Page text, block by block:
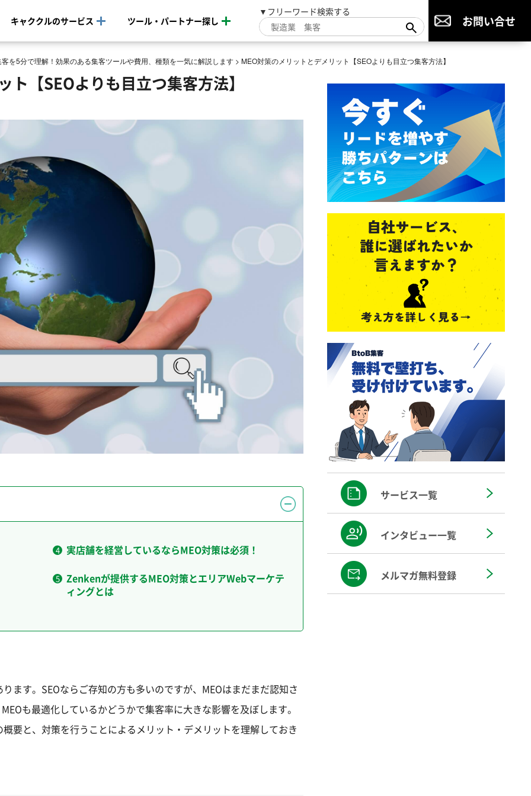
キャククルのサービス ツール・パートナー探し
▼フリーワード検索する
お問い合せ
を5分で理解！効果のある集客ツールや費用、種類を一気に解説します > MEO対策のメリットとデメリット【SEOよりも目立つ集客方法】
【SEOよりも目立つ集客方法】
実店舗を経営しているならMEO対策は必須！
Zenkenが提供するMEO対策とエリアWebマーケテ
ィングとは
ます。SEOならご存知の方も多いのですが、MEOはまだまだ認知さ
も最適化しているかどうかで集客率に大きな影響を及ぼします。
要と、対策を行うことによるメリット・デメリットを理解しておき
サービス一覧
インタビュー一覧
メルマガ無料登録